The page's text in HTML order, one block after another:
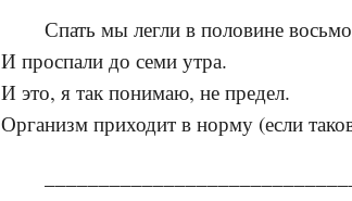
Спать мы легли в половине
И проспали до семи утра.
И это, я так понимаю, не предел.
Организм приходит в норму (если